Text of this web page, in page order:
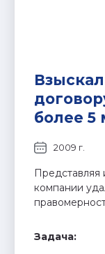
более 5
компании
2009 г.
Задача: